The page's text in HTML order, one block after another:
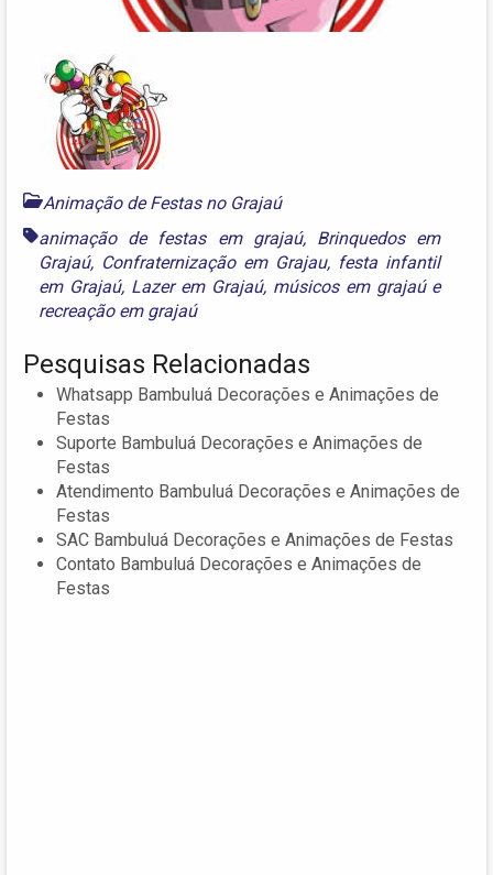
Animação de Festas no Grajaú
animação de festas em grajaú, Brinquedos em
Grajaú, Confraternização em Grajau, festa infantil
em Grajaú, Lazer em Grajaú, músicos em grajaúe
recreação em grajaú
Pesquisas Relacionadas
Whatsapp Bambuluá Decorações e Animações de
Festas
Suporte Bambuluá Decorações e Animações de
Festas
Atendimento Bambuluá Decorações e Animações de
Festas
SAC Bambuluá Decorações e Animações de Festas
Contato Bambuluá Decorações e Animações de
Festas